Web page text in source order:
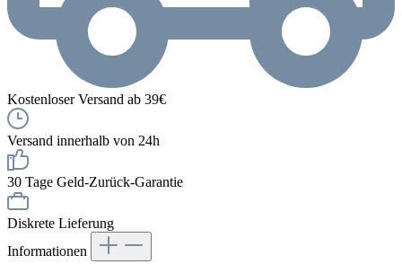
Kostenloser Versand ab 39€
Versand innerhalb von 24h
30 Tage Geld-Zurück-Garantie
Diskrete Lieferung
Informationen